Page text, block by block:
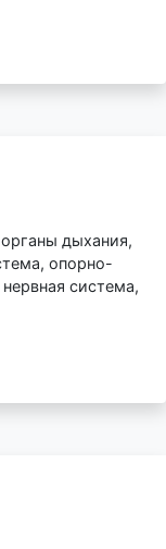
дыхания,
опорно-
система,